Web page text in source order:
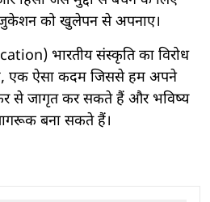
को खुलेपन से अपनाए।
भारतीय संस्कृति का विरोध
है, एक ऐसा कदम जिससे हम अपने
से जागृत कर सकते हैं और भविष्य
बना सकते हैं।